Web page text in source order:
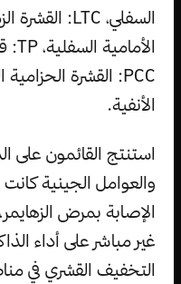
الأنفية.
استنتج القائمون على
والعوامل الجينية
الإصابة بمرض
غير مباشر على أداء
التخفيف القشري في